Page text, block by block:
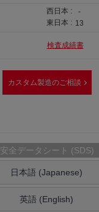
西日本 :
-
東日本 : 13
検査成績書
カスタム製造のご相談
安全データシート (SDS)
日本語 (Japanese)
英語 (English)